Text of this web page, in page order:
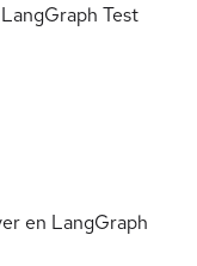
Test
en LangGraph